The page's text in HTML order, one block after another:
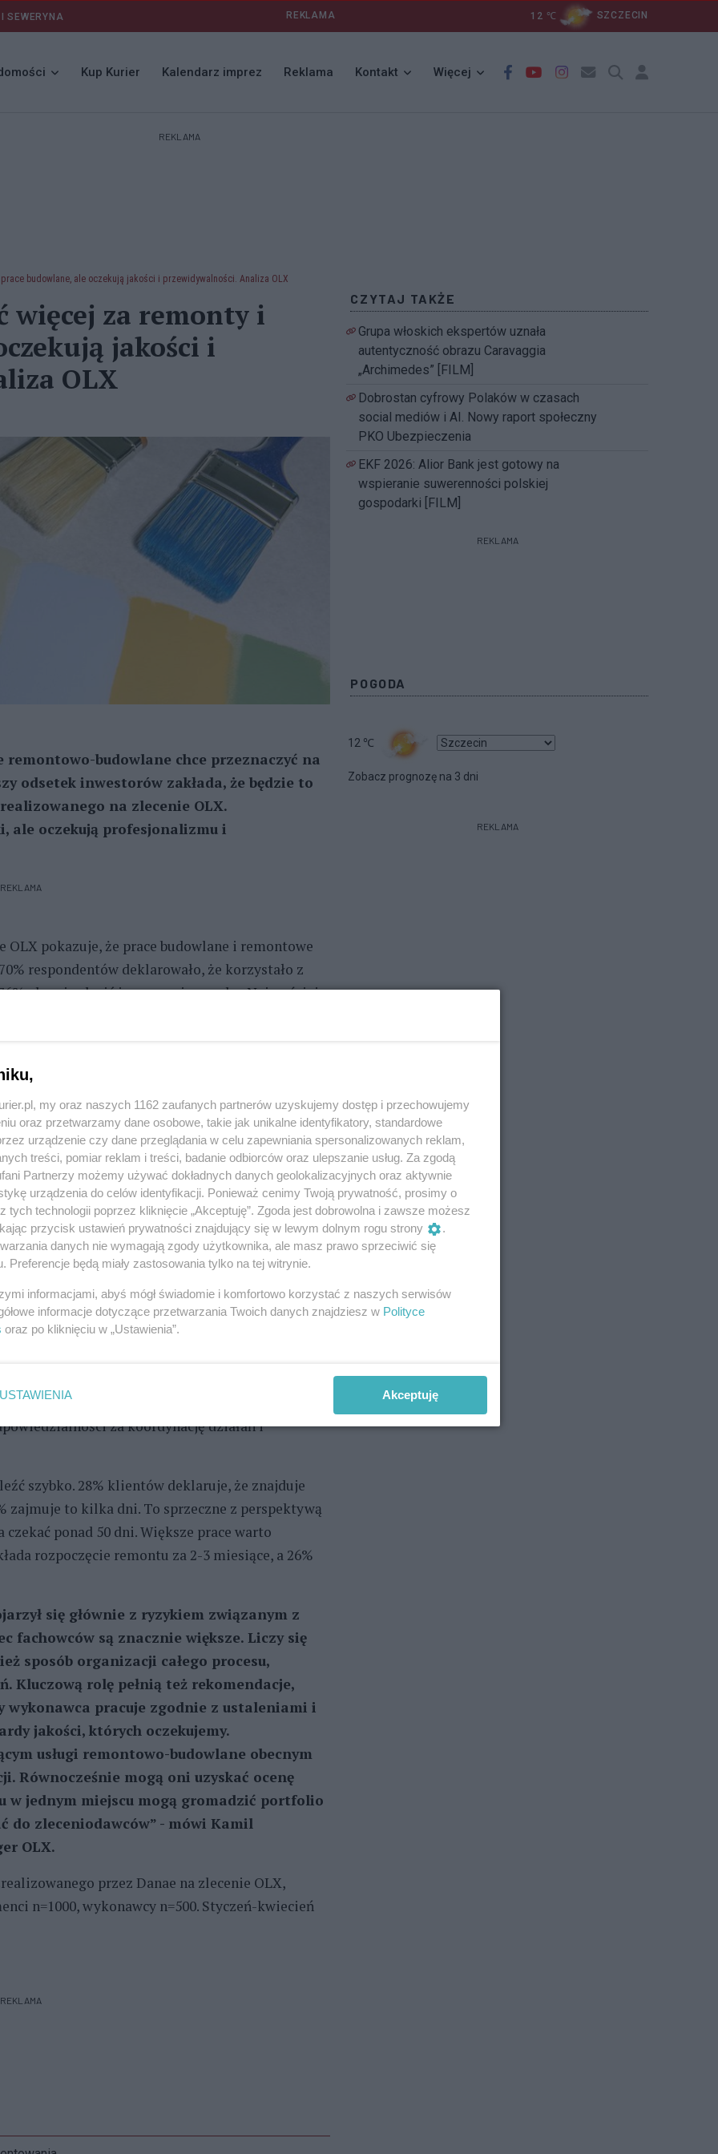
SEWERYNA REKLAMA 12 ℃ SZCZECIN
Kup Kurier Kalendarz imprez Reklama Kontakt Więcej
REKLAMA
budowlane, ale oczekują jakości i przewidywalności. Analiza OLX
więcej za remonty i
jakości i
OLX
budowlane chce przeznaczyć na
odsetek inwestorów zakłada, że będzie to
na zlecenie OLX.
ale oczekują profesjonalizmu i
REKLAMA
OLX pokazuje, że prace budowlane i remontowe
respondentów deklarowało, że korzystało z
planuje zlecić je w przeciągu roku. Najczęściej
czy podłogi (38%). Nieco rzadziej drobne
odsetek planuje duże inwestycje - instalacje
lub mieszkania (22%), prace budowlane przy
o kompleksowych realizacjach. To sygnał, że
organizacją pracy, komunikacją i
przekłada się na wyższe budżety.
w przedziale 1000-9999 zł, a ponad 20% z nich to
1000 zł odpowiadają za 25% zrealizowanych
Natomiast projekty na poziomie 20 tys. zł
kryteriów wyboru wykonawcy,
zgodnie z planem (73%). Klienci nie oczekują,
83%). Dla 73% planujących remont kluczowe jest
przebiegnie zgodnie z harmonogramem.
za koordynację działań i
szybko. 28% klientów deklaruje, że znajduje
zajmuje to kilka dni. To sprzeczne z perspektywą
ponad 50 dni. Większe prace warto
rozpoczęcie remontu za 2-3 miesiące, a 26%
się głównie z ryzykiem związanym z
fachowców są znacznie większe. Liczy się
sposób organizacji całego procesu,
Kluczową rolę pełnią też rekomendacje,
wykonawca pracuje zgodnie z ustaleniami i
jakości, których oczekujemy.
usługi remontowo-budowlane obecnym
Równocześnie mogą oni uzyskać ocenę
w jednym miejscu mogą gromadzić portfolio
do zleceniodawców” - mówi Kamil
OLX.
przez Danae na zlecenie OLX,
n=1000, wykonawcy n=500. Styczeń-kwiecień
REKLAMA
CZYTAJ TAKŻE
Grupa włoskich ekspertów uznała
autentyczność obrazu Caravaggia
„Archimedes” [FILM]
Dobrostan cyfrowy Polaków w czasach
social mediów i AI. Nowy raport społeczny
PKO Ubezpieczenia
EKF 2026: Alior Bank jest gotowy na
wspieranie suwerenności polskiej
gospodarki [FILM]
REKLAMA
POGODA
12 ℃
Zobacz prognozę na 3 dni
REKLAMA
my oraz naszych 1162 zaufanych partnerów uzyskujemy dostęp i przechowujemy
oraz przetwarzamy dane osobowe, takie jak unikalne identyfikatory, standardowe
urządzenie czy dane przeglądania w celu zapewniania spersonalizowanych reklam,
treści, pomiar reklam i treści, badanie odbiorców oraz ulepszanie usług. Za zgodą
Partnerzy możemy używać dokładnych danych geolokalizacyjnych oraz aktywnie
urządzenia do celów identyfikacji. Ponieważ cenimy Twoją prywatność, prosimy o
tych technologii poprzez kliknięcie „Akceptuję”. Zgoda jest dobrowolna i zawsze możesz
przycisk ustawień prywatności znajdujący się w lewym dolnym rogu strony
.
danych nie wymagają zgody użytkownika, ale masz prawo sprzeciwić się
Preferencje będą miały zastosowania tylko na tej witrynie.
informacjami, abyś mógł świadomie i komfortowo korzystać z naszych serwisów
informacje dotyczące przetwarzania Twoich danych znajdziesz w Polityce
oraz po kliknięciu w „Ustawienia”.
USTAWIENIA Akceptuję